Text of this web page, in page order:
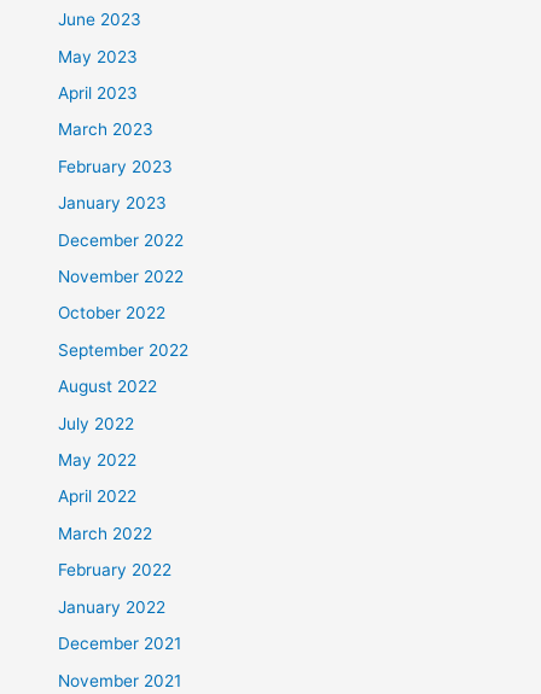
June 2023
May 2023
April 2023
March 2023
February 2023
January 2023
December 2022
November 2022
October 2022
September 2022
August 2022
July 2022
May 2022
April 2022
March 2022
February 2022
January 2022
December 2021
November 2021